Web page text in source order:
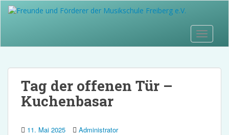
t
Toggle
Tag der offenen Tür –
Kuchenbasar
11. Mai 2025 Administrator